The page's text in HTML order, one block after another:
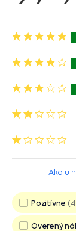
5
4
3
2
1
Ako u
Pozitívne
Overený